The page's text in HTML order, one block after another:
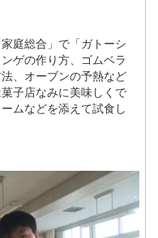
庭総合」で「ガトーシ
ゲの作り方、ゴムベラ
、オーブンの予熱など
子店なみに美味しくで
ムなどを添えて試食し